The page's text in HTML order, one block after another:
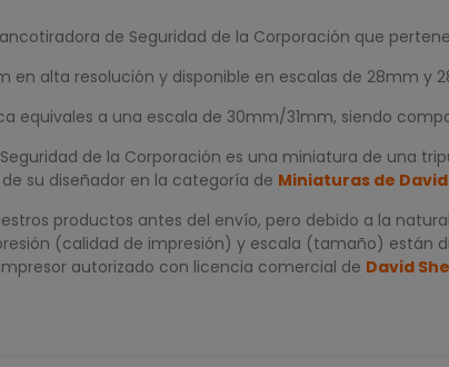
de Seguridad de la Corporación que
en alta resolución y disponible en escalas de 28mm y
equivales a una escala de 30mm/31mm, siendo
de la Corporación es una miniatura de una
su diseñador en la categoría de Miniaturas de
productos antes del envío, pero debido a la
(calidad de impresión) y escala (tamaño) están
autorizado con licencia comercial de David